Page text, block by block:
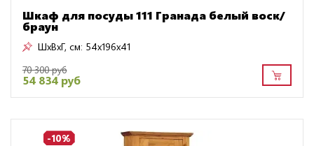
Шкаф для посуды 111 Гранада белый воск/
браун
ШxВxГ, см: 54x196x41
70 300 руб
54 834 руб
-10%